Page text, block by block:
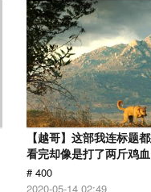
【越哥】这部我连标题
看完却像是打了两斤鸡血
# 400
2020-05-14 02:49